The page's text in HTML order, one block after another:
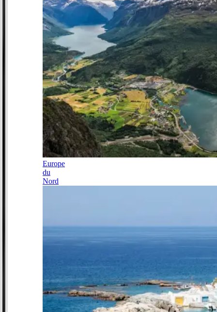
Europe
du
Nord